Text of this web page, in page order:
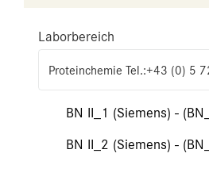
Laborbereich
Proteinchemie Tel.:+43 (0) 5
BN II_1 (Siemens) -
BN II_2 (Siemens) -